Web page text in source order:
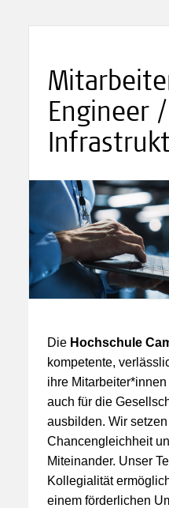
Engineer /
Die Hochschule
kompetente,
ihre
auch für die
ausbilden. Wir
Chancengleichheit
Miteinander. Unser
Kollegialität
einem förderlichen